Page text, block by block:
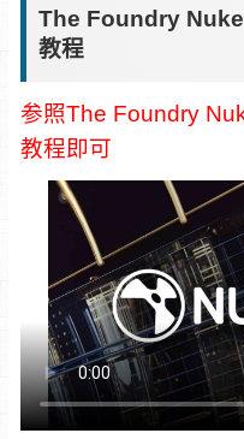
The Foundry
教程
参照The Foundry
教程即可